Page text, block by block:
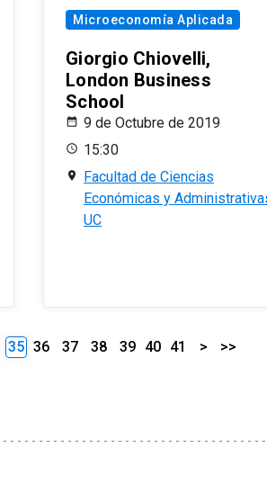
Microeconomía Aplicada
Giorgio Chiovelli,
London Business
School
9 de Octubre de 2019
15:30
Facultad de Ciencias
Económicas y
UC
35 36 37 38 39 40 41 > >>